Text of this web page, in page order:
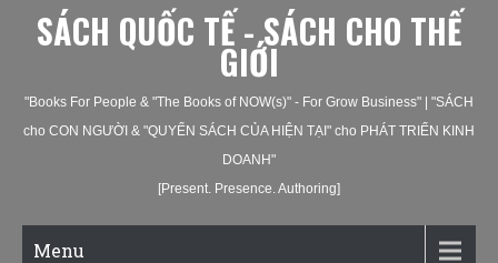
SÁCH QUỐC TẾ - SÁCH CHO THẾ
GIỚI
"Books For People & "The Books of NOW(s)" - For Grow Business" | "SÁCH
cho CON NGƯỜI & "QUYỂN SÁCH CỦA HIỆN TẠI" cho PHÁT TRIỂN KINH
DOANH"
[Present. Presence. Authoring]
Menu